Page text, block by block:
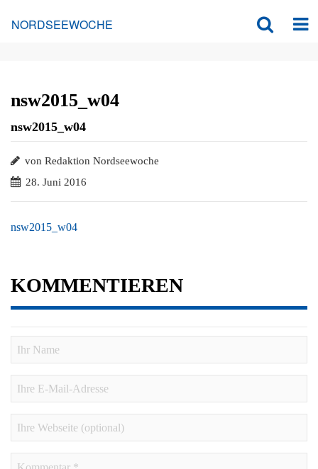
NORDSEEWOCHE
nsw2015_w04
nsw2015_w04
von Redaktion Nordseewoche
28. Juni 2016
nsw2015_w04
KOMMENTIEREN